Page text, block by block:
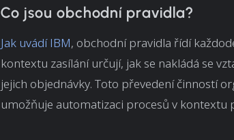
Co jsou obchodní pravidla?
Jak uvádí IBM, obchodní pravidla řídí
kontextu zasílání určují, jak se nakládá se
jejich objednávky. Toto převedení činností
umožňuje automatizaci procesů v kontextu